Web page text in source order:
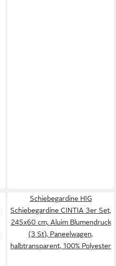
Schiebegardine HIG
Schiebegardine CINTIA 3er Set,
245x60 cm, Aluim Blumendruck
(3 St), Paneelwagen,
halbtransparent, 100% Polyester